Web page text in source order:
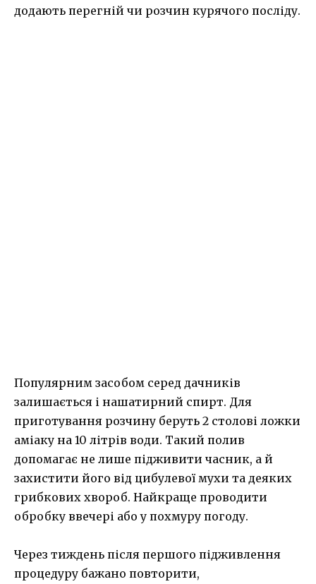
додають перегній чи розчин курячого посліду.
Популярним засобом серед дачників
залишається і нашатирний спирт. Для
приготування розчину беруть 2 столові ложки
аміаку на 10 літрів води. Такий полив
допомагає не лише підживити часник, а й
захистити його від цибулевої мухи та деяких
грибкових хвороб. Найкраще проводити
обробку ввечері або у похмуру погоду.
Через тиждень після першого підживлення
процедуру бажано повторити,